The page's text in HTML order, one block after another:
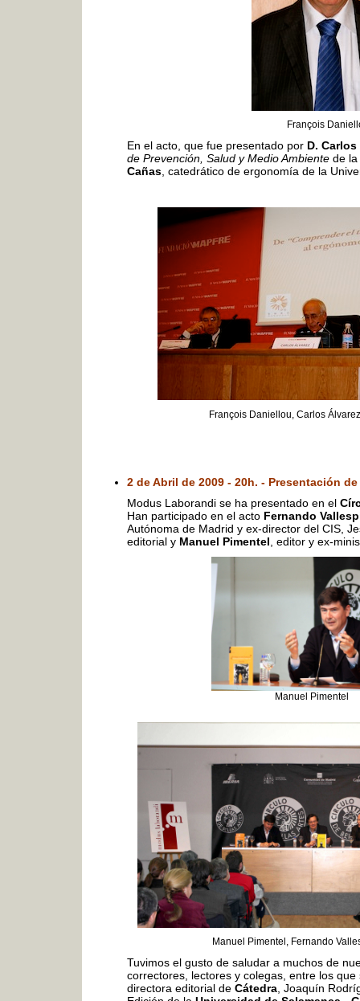
François
En el acto, que fue presentado por D.
de Prevención, Salud y Medio Ambiente de
Cañas , catedrático de ergonomía de la
François Daniellou, Carlos
2 de Abril de 2009 - 20h. - Presentación
Modus Laborandi se ha presentado en el
Han participado en el acto Fernando
Autónoma de Madrid y ex-director del CIS,
editorial y Manuel Pimentel, editor y ex-
Manuel Pimentel
Manuel Pimentel, Fernando
Tuvimos el gusto de saludar a muchos de
correctores, lectores y colegas, entre los
directora editorial de Cátedra , Joaquín